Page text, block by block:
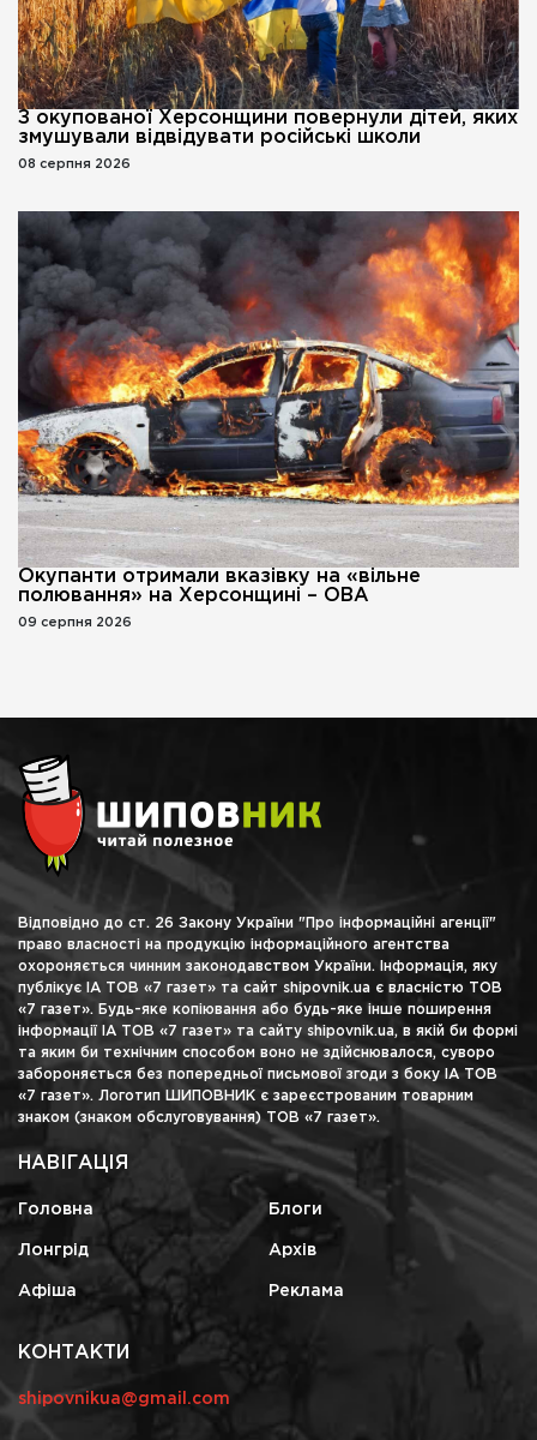
З окупованої Херсонщини повернули дітей, яких
змушували відвідувати російські школи
08 серпня 2026
Окупанти отримали вказівку на «вільне
полювання» на Херсонщині – ОВА
09 серпня 2026
Відповідно до ст. 26 Закону України "Про інформаційні агенції"
право власності на продукцію інформаційного агентства
охороняється чинним законодавством України. Інформація, яку
публікує ІА ТОВ «7 газет» та сайт shipovnik.ua є власністю ТОВ
«7 газет». Будь-яке копіювання або будь-яке інше поширення
інформації ІА ТОВ «7 газет» та сайту shipovnik.ua, в якій би формі
та яким би технічним способом воно не здійснювалося, суворо
забороняється без попередньої письмової згоди з боку ІА ТОВ
«7 газет». Логотип ШИПОВНИК є зареєстрованим товарним
знаком (знаком обслуговування) ТОВ «7 газет».
НАВІГАЦІЯ
Головна Блоги
Лонгрід Архів
Афіша Реклама
КОНТАКТИ
shipovnikua@gmail.com